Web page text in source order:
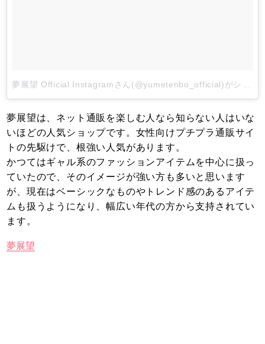
夢展望 Official Instagramさん(@yumetenbo_official)がシェアした投稿
夢展望は、ネット通販を楽しむ人なら知らない人はいな
いほどの人気ショップです。女性向けプチプラ通販サイ
トの先駆けで、根強い人気があります。
かつてはギャル系のファッションアイテムを中心に扱っ
ていたので、そのイメージが強い方も多いと思います
が、現在はベーシックなものやトレンド感のあるアイテ
ムも扱うようになり、幅広い年代の方から支持されてい
ます。
夢展望